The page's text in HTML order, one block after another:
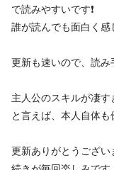
で読みやすいです❗
誰が読んでも面白く感
更新も速いので、読み
主人公のスキルが凄
と言えば、本人自体も
更新ありがとうござい